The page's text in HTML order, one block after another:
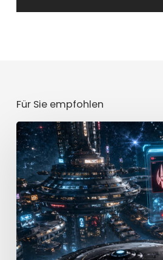
Für Sie empfohlen
Mission
[CLASSIFIED]
Teil
2